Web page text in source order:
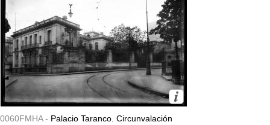
0060FMHA - Palacio Taranco. Circunvalación